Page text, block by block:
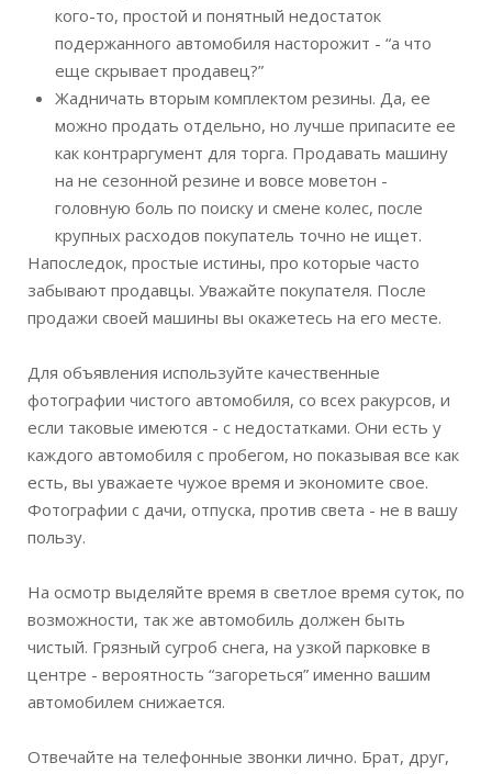
кого-то, простой и понятный недостаток
подержанного автомобиля насторожит - “а что
еще скрывает продавец?”
Жадничать вторым комплектом резины. Да, ее
можно продать отдельно, но лучше припасите ее
как контраргумент для торга. Продавать машину
на не сезонной резине и вовсе моветон -
головную боль по поиску и смене колес, после
крупных расходов покупатель точно не ищет.
Напоследок, простые истины, про которые часто
забывают продавцы. Уважайте покупателя. После
продажи своей машины вы окажетесь на его месте.
Для объявления используйте качественные
фотографии чистого автомобиля, со всех ракурсов, и
если таковые имеются - с недостатками. Они есть у
каждого автомобиля с пробегом, но показывая все как
есть, вы уважаете чужое время и экономите свое.
Фотографии с дачи, отпуска, против света - не в вашу
пользу.
На осмотр выделяйте время в светлое время суток, по
возможности, так же автомобиль должен быть
чистый. Грязный сугроб снега, на узкой парковке в
центре - вероятность “загореться” именно вашим
автомобилем снижается.
Отвечайте на телефонные звонки лично. Брат, друг,